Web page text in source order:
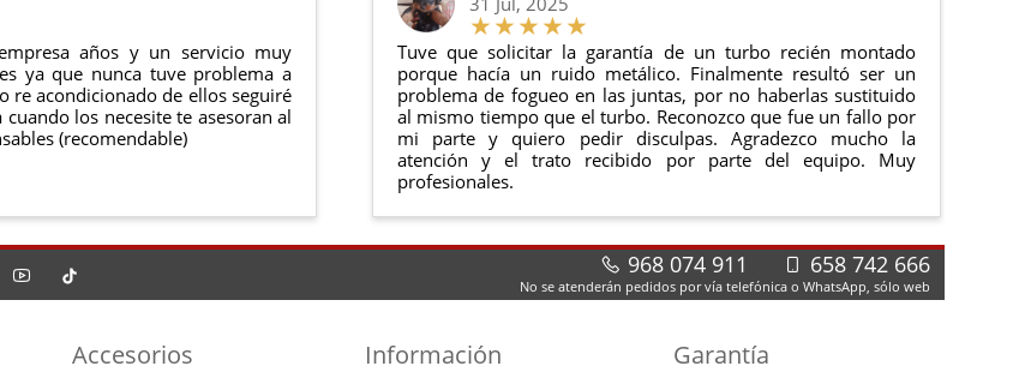
años y un servicio muy
ya que nunca tuve problema a
re acondicionado de ellos seguiré
los necesite te asesoran al
(recomendable)
Tuve que solicitar la garantía de un turbo recién montado
porque hacía un ruido metálico. Finalmente resultó ser un
problema de fogueo en las juntas, por no haberlas sustituido
al mismo tiempo que el turbo. Reconozco que fue un fallo por
mi parte y quiero pedir disculpas. Agradezco mucho la
atención y el trato recibido por parte del equipo. Muy
profesionales.
968 074 911 658 742 666
No se atenderán pedidos por vía telefónica o WhatsApp, sólo web
Accesorios Información Garantía